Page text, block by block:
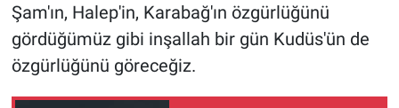
Şam'ın, Halep'in, Karabağ'ın özgürlüğünü
gördüğümüz gibi inşallah bir gün Kudüs'ün de
özgürlüğünü göreceğiz.